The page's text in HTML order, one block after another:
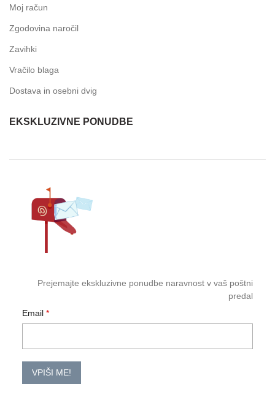
Moj račun
Zgodovina naročil
Zavihki
Vračilo blaga
Dostava in osebni dvig
EKSKLUZIVNE PONUDBE
Prejemajte ekskluzivne ponudbe naravnost v vaš poštni
predal
Email
VPIŠI ME!